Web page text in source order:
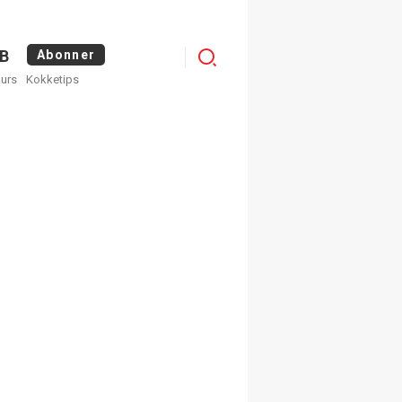
Abonner
Kokketips
Logg